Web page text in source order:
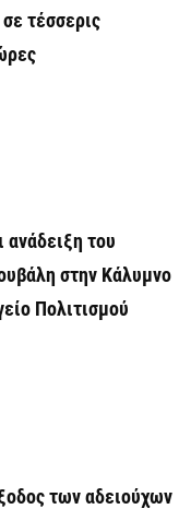
τέσσερις
ανάδειξη του
στην Κάλυμνο
Πολιτισμού
των αδειούχων